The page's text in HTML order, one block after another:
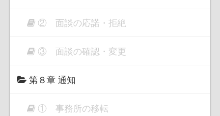
② 面談の応諾・拒絶
③ 面談の確認・変更
第８章 通知
① 事務所の移転